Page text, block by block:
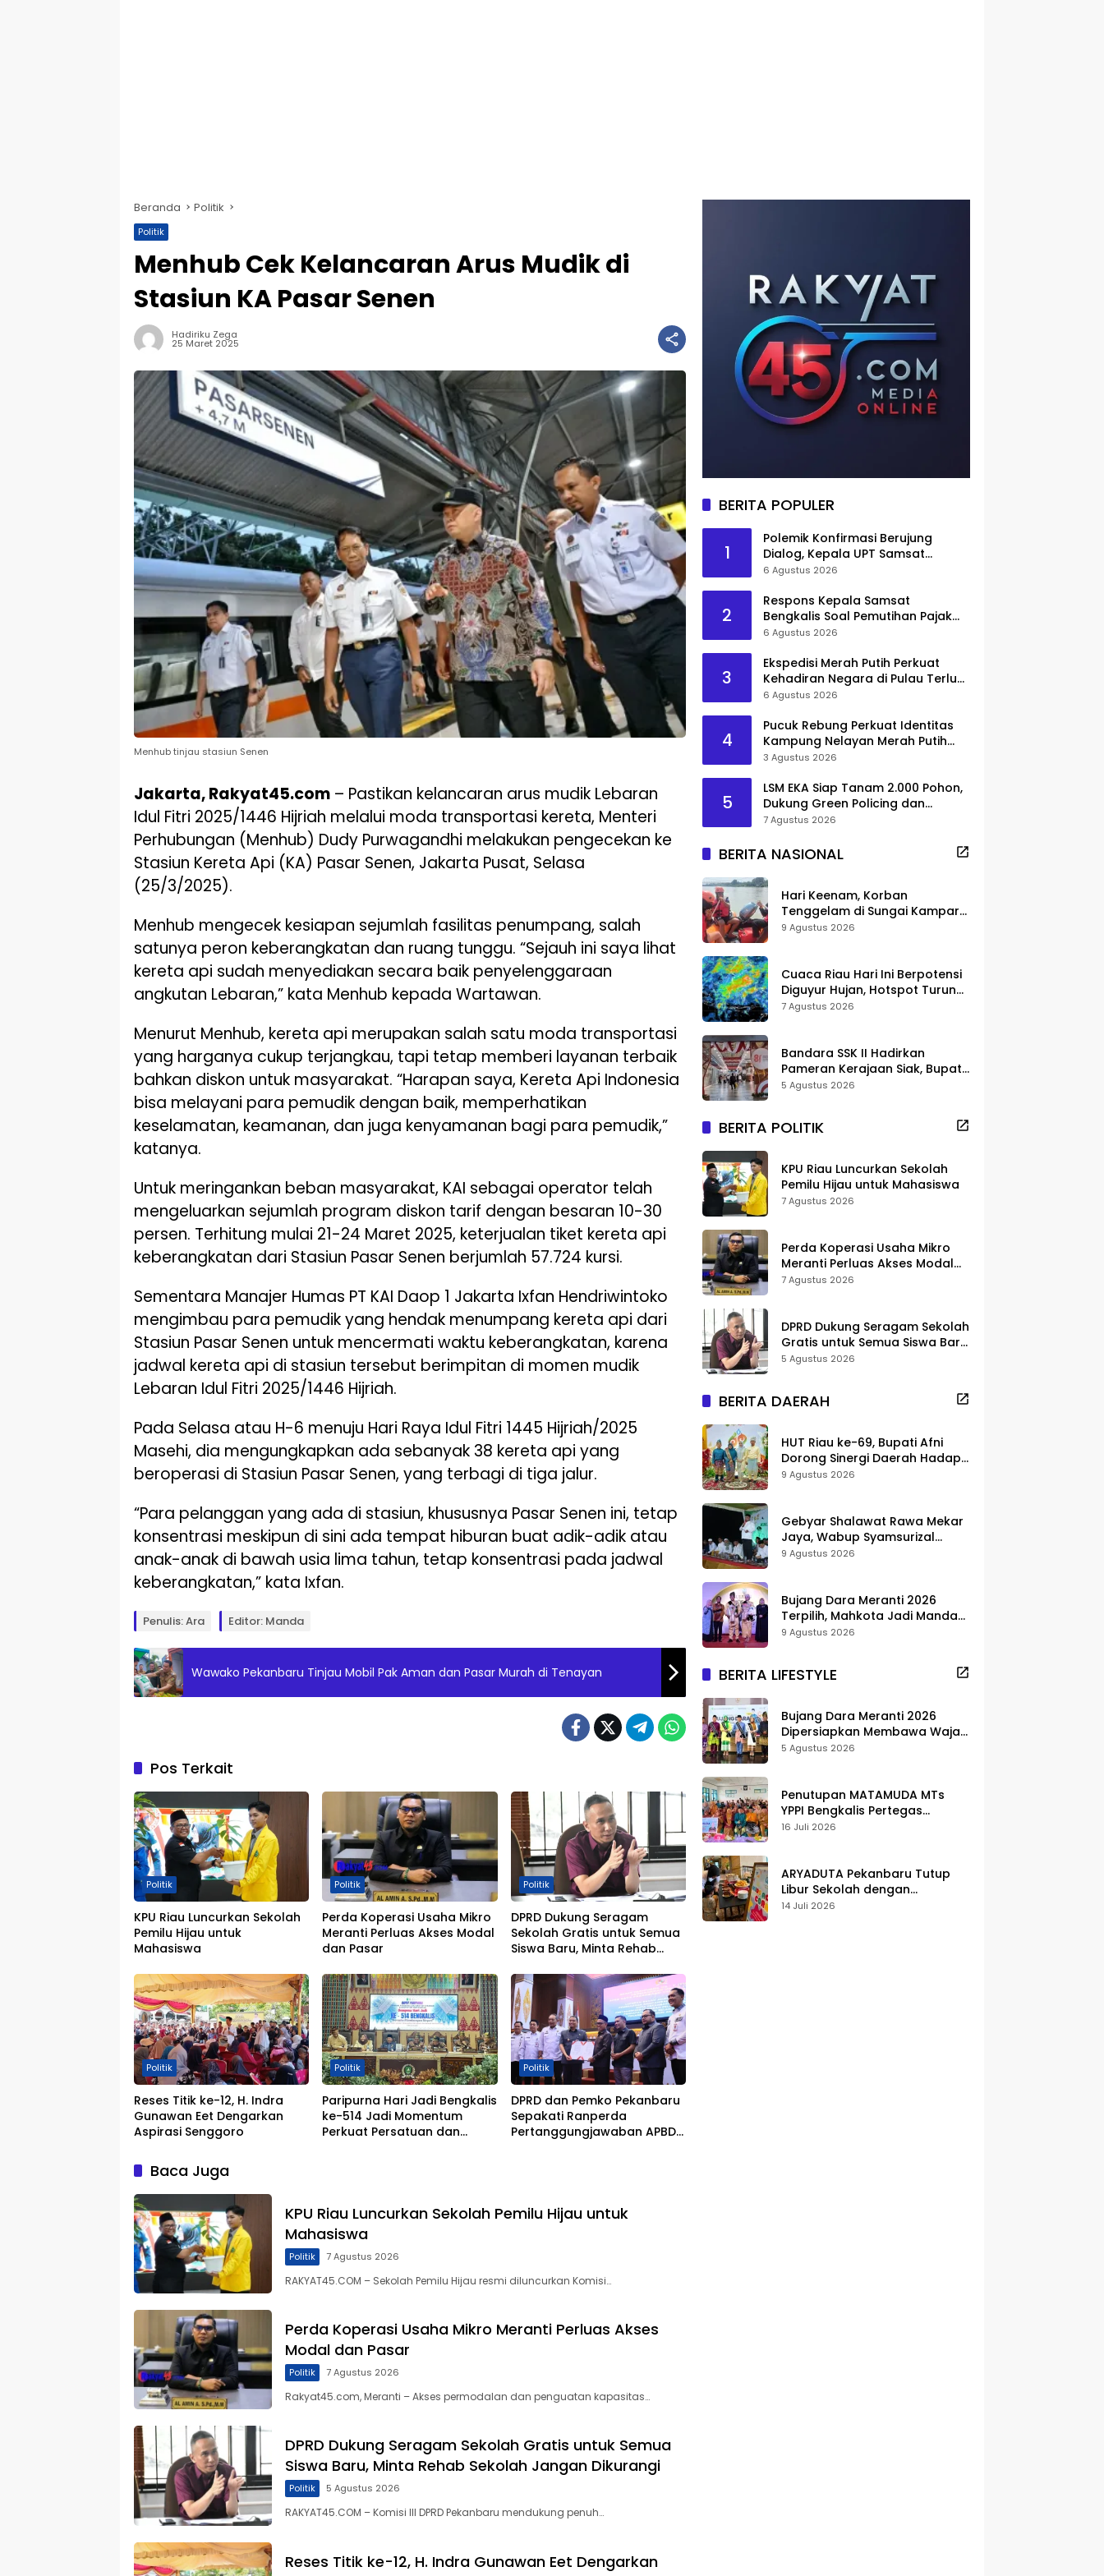
Beranda Politik
Politik
Menhub Cek Kelancaran Arus Mudik di
Stasiun KA Pasar Senen
Hadiriku Zega
25 Maret 2025
Menhub tinjau stasiun Senen
Jakarta, Rakyat45.com – Pastikan kelancaran arus mudik Lebaran
Idul Fitri 2025/1446 Hijriah melalui moda transportasi kereta, Menteri
Perhubungan (Menhub) Dudy Purwagandhi melakukan pengecekan ke
Stasiun Kereta Api (KA) Pasar Senen, Jakarta Pusat, Selasa
(25/3/2025).
Menhub mengecek kesiapan sejumlah fasilitas penumpang, salah
satunya peron keberangkatan dan ruang tunggu. “Sejauh ini saya lihat
kereta api sudah menyediakan secara baik penyelenggaraan
angkutan Lebaran,” kata Menhub kepada Wartawan.
Menurut Menhub, kereta api merupakan salah satu moda transportasi
yang harganya cukup terjangkau, tapi tetap memberi layanan terbaik
bahkan diskon untuk masyarakat. “Harapan saya, Kereta Api Indonesia
bisa melayani para pemudik dengan baik, memperhatikan
keselamatan, keamanan, dan juga kenyamanan bagi para pemudik,”
katanya.
Untuk meringankan beban masyarakat, KAI sebagai operator telah
mengeluarkan sejumlah program diskon tarif dengan besaran 10-30
persen. Terhitung mulai 21-24 Maret 2025, keterjualan tiket kereta api
keberangkatan dari Stasiun Pasar Senen berjumlah 57.724 kursi.
Sementara Manajer Humas PT KAI Daop 1 Jakarta Ixfan Hendriwintoko
mengimbau para pemudik yang hendak menumpang kereta api dari
Stasiun Pasar Senen untuk mencermati waktu keberangkatan, karena
jadwal kereta api di stasiun tersebut berimpitan di momen mudik
Lebaran Idul Fitri 2025/1446 Hijriah.
Pada Selasa atau H-6 menuju Hari Raya Idul Fitri 1445 Hijriah/2025
Masehi, dia mengungkapkan ada sebanyak 38 kereta api yang
beroperasi di Stasiun Pasar Senen, yang terbagi di tiga jalur.
“Para pelanggan yang ada di stasiun, khususnya Pasar Senen ini, tetap
konsentrasi meskipun di sini ada tempat hiburan buat adik-adik atau
anak-anak di bawah usia lima tahun, tetap konsentrasi pada jadwal
keberangkatan,” kata Ixfan.
Penulis: Ara Editor: Manda
Wawako Pekanbaru Tinjau Mobil Pak Aman dan Pasar Murah di Tenayan
Pos Terkait
Politik
KPU Riau Luncurkan Sekolah
Pemilu Hijau untuk
Mahasiswa
Politik
Perda Koperasi Usaha Mikro
Meranti Perluas Akses Modal
dan Pasar
Politik
DPRD Dukung Seragam
Sekolah Gratis untuk Semua
Siswa Baru, Minta Rehab
Politik
Reses Titik ke-12, H. Indra
Gunawan Eet Dengarkan
Aspirasi Senggoro
Politik
Paripurna Hari Jadi Bengkalis
ke-514 Jadi Momentum
Perkuat Persatuan dan
Politik
DPRD dan Pemko Pekanbaru
Sepakati Ranperda
Pertanggungjawaban APBD
Baca Juga
KPU Riau Luncurkan Sekolah Pemilu Hijau untuk
Mahasiswa
Politik 7 Agustus 2026
RAKYAT45.COM – Sekolah Pemilu Hijau resmi diluncurkan Komisi…
Perda Koperasi Usaha Mikro Meranti Perluas Akses
Modal dan Pasar
Politik 7 Agustus 2026
Rakyat45.com, Meranti – Akses permodalan dan penguatan kapasitas…
DPRD Dukung Seragam Sekolah Gratis untuk Semua
Siswa Baru, Minta Rehab Sekolah Jangan Dikurangi
Politik 5 Agustus 2026
RAKYAT45.COM – Komisi III DPRD Pekanbaru mendukung penuh…
Reses Titik ke-12, H. Indra Gunawan Eet Dengarkan
BERITA POPULER
1
Polemik Konfirmasi Berujung
Dialog, Kepala UPT Samsat
Bengkalis Minta Maaf
6 Agustus 2026
2
Respons Kepala Samsat
Bengkalis Soal Pemutihan Pajak
Disorot
6 Agustus 2026
3
Ekspedisi Merah Putih Perkuat
Kehadiran Negara di Pulau Terluar
Rupat
6 Agustus 2026
4
Pucuk Rebung Perkuat Identitas
Kampung Nelayan Merah Putih
Pambang Pesisir
3 Agustus 2026
5
LSM EKA Siap Tanam 2.000 Pohon,
Dukung Green Policing dan
Pelestarian di Meranti
7 Agustus 2026
BERITA NASIONAL
Hari Keenam, Korban
Tenggelam di Sungai Kampar
Belum Ditemukan
9 Agustus 2026
Cuaca Riau Hari Ini Berpotensi
Diguyur Hujan, Hotspot Turun
Jadi 25 Titik
7 Agustus 2026
Bandara SSK II Hadirkan
Pameran Kerajaan Siak, Bupati
Afni: Jadi Ruang Edukasi
5 Agustus 2026
BERITA POLITIK
KPU Riau Luncurkan Sekolah
Pemilu Hijau untuk Mahasiswa
7 Agustus 2026
Perda Koperasi Usaha Mikro
Meranti Perluas Akses Modal
dan Pasar
7 Agustus 2026
DPRD Dukung Seragam Sekolah
Gratis untuk Semua Siswa Baru,
Minta Rehab Sekolah Jangan
5 Agustus 2026
BERITA DAERAH
HUT Riau ke-69, Bupati Afni
Dorong Sinergi Daerah Hadapi
Tantangan Fiskal
9 Agustus 2026
Gebyar Shalawat Rawa Mekar
Jaya, Wabup Syamsurizal
Dorong Jadi Tradisi
9 Agustus 2026
Bujang Dara Meranti 2026
Terpilih, Mahkota Jadi Mandat
Promosi Daerah
9 Agustus 2026
BERITA LIFESTYLE
Bujang Dara Meranti 2026
Dipersiapkan Membawa Wajah
Daerah ke Publik
5 Agustus 2026
Penutupan MATAMUDA MTs
YPPI Bengkalis Pertegas
Pendidikan Berbasis Adat dan
16 Juli 2026
ARYADUTA Pekanbaru Tutup
Libur Sekolah dengan
Pengalaman Staycation
14 Juli 2026